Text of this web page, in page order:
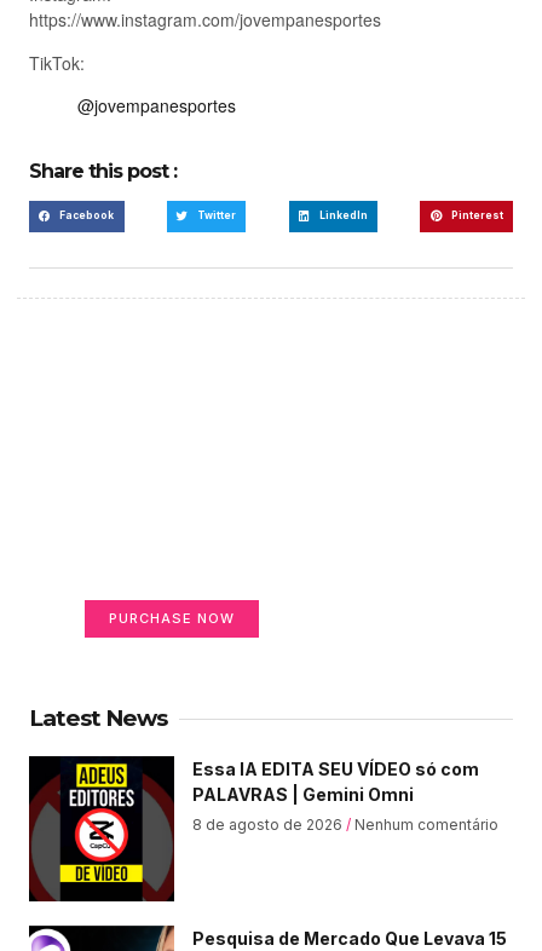
https://www.instagram.com/jovempanesportes
TikTok:
@jovempanesportes
Share this post :
Facebook Twitter LinkedIn Pinterest
PURCHASE NOW
Latest News
Essa IA EDITA SEU VÍDEO só com
PALAVRAS | Gemini Omni
8 de agosto de 2026 Nenhum comentário
Pesquisa de Mercado Que Levava 15